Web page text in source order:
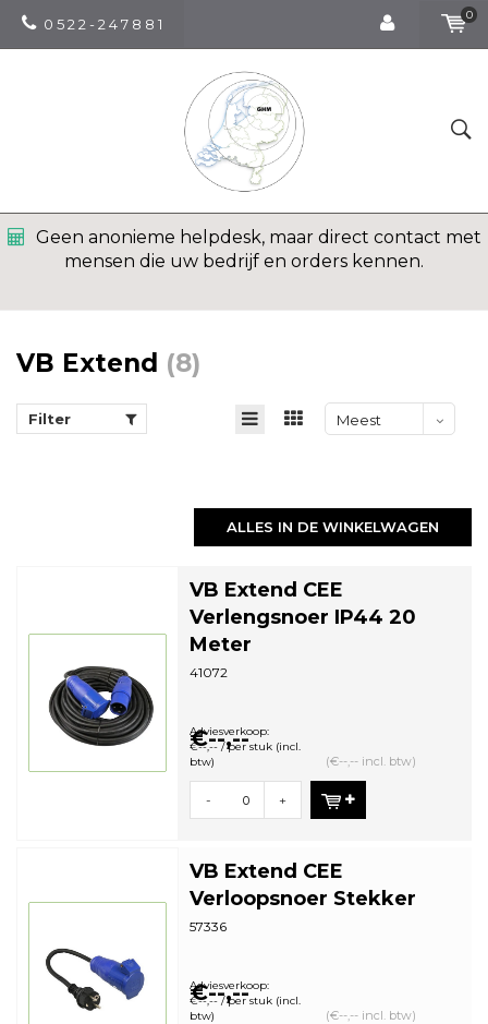
0 5 2 2 - 2 4 7 8 8 1
0
Geen anonieme helpdesk, maar direct contact met
mensen die uw bedrijf en orders kennen.
VB Extend (8)
Filter
Meest
ALLES IN DE WINKELWAGEN
VB Extend CEE
Verlengsnoer IP44 20
Meter
41072
€--,--
Adviesverkoop:
€--,-- / per stuk (incl.
btw)
(€--,-- incl. btw)
- +
VB Extend CEE
Verloopsnoer Stekker
57336
€--,--
Adviesverkoop:
€--,-- / per stuk (incl.
btw)
(€--,-- incl. btw)